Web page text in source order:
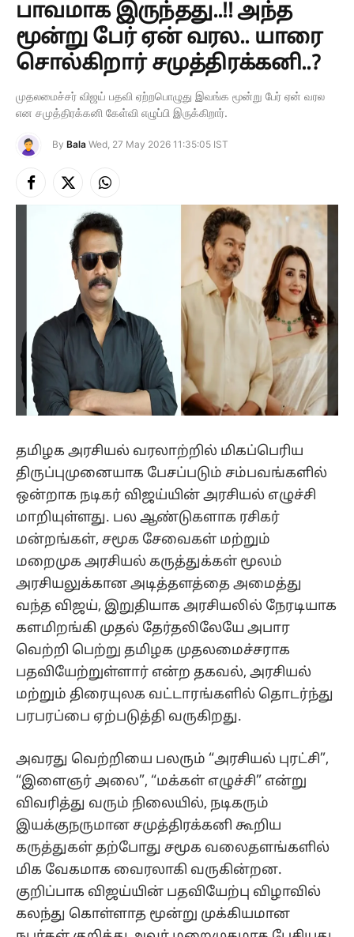
பாவமாக இருந்தது..!! அந்த
மூன்று பேர் ஏன் வரல.. யாரை
சொல்கிறார் சமுத்திரக்கனி..?
முதலமைச்சர் விஜய் பதவி ஏற்றபொழுது இவங்க மூன்று பேர் ஏன் வரல
என சமுத்திரக்கனி கேள்வி எழுப்பி இருக்கிறார்.
By Bala Wed, 27 May 2026 11:35:05 IST
Facebook
X
Instagram
தமிழக அரசியல் வரலாற்றில் மிகப்பெரிய
திருப்புமுனையாக பேசப்படும் சம்பவங்களில்
ஒன்றாக நடிகர் விஜய்யின் அரசியல் எழுச்சி
மாறியுள்ளது. பல ஆண்டுகளாக ரசிகர்
மன்றங்கள், சமூக சேவைகள் மற்றும்
மறைமுக அரசியல் கருத்துக்கள் மூலம்
அரசியலுக்கான அடித்தளத்தை அமைத்து
வந்த விஜய், இறுதியாக அரசியலில் நேரடியாக
களமிறங்கி முதல் தேர்தலிலேயே அபார
வெற்றி பெற்று தமிழக முதலமைச்சராக
பதவியேற்றுள்ளார் என்ற தகவல், அரசியல்
மற்றும் திரையுலக வட்டாரங்களில் தொடர்ந்து
பரபரப்பை ஏற்படுத்தி வருகிறது.
அவரது வெற்றியை பலரும் “அரசியல் புரட்சி”,
“இளைஞர் அலை”, “மக்கள் எழுச்சி” என்று
விவரித்து வரும் நிலையில், நடிகரும்
இயக்குநருமான சமுத்திரக்கனி கூறிய
கருத்துகள் தற்போது சமூக வலைதளங்களில்
மிக வேகமாக வைரலாகி வருகின்றன.
குறிப்பாக விஜய்யின் பதவியேற்பு விழாவில்
கலந்து கொள்ளாத மூன்று முக்கியமான